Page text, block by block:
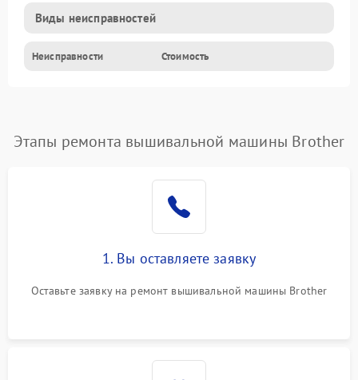
Виды неисправностей
Неисправности Стоимость
Этапы ремонта вышивальной машины Brother
1. Вы оставляете заявку
Оставьте заявку на ремонт вышивальной машины Brother